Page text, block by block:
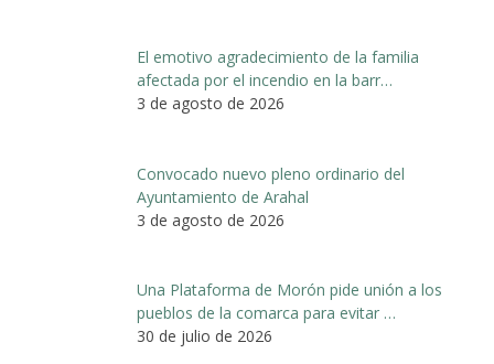
El emotivo agradecimiento de la familia
afectada por el incendio en la barr…
3 de agosto de 2026
Convocado nuevo pleno ordinario del
Ayuntamiento de Arahal
3 de agosto de 2026
Una Plataforma de Morón pide unión a los
pueblos de la comarca para evitar …
30 de julio de 2026